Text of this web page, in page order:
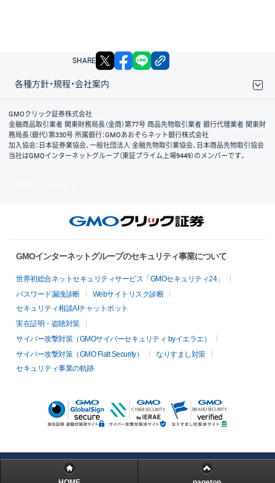
SHARE X facebook
各種方針・規程・会社案内
取引規程・約款
サイトマップ
その他のご案内
個人情報保護方針
最良執行方針
サイトのご利用について
ディスクレイマー
信託保全
リスク説明
会社案内
GMOクリック証券株式会社
金融商品取引業者 関東財務局長（金商）第77号 商品先物取引業者 銀行代理業者 関東財
務局長（銀代）第330号 所属銀行：GMOあおぞらネット銀行株式会社
加入協会：日本証券業協会、一般社団法人 金融先物取引業協会、日本商品先物取引協会
当社はGMOインターネットグループ（東証プライム上場9449）のメンバーです。
GMOインターネットグループのセキュリティ事業について
世界初総合ネットセキュリティサービス「GMOセキュリティ24」
パスワード漏洩診断
Webサイトリスク診断
セキュリティ相談AIチャットボット
実在証明・盗聴対策
サイバー攻撃対策（GMOサイバーセキュリティ byイエラエ）
サイバー攻撃対策（GMO Flatt Security）
なりすまし対策
セキュリティ事業の軌跡